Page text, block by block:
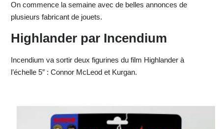
On commence la semaine avec de belles annonces de
plusieurs fabricant de jouets.
Highlander par Incendium
Incendium va sortir deux figurines du film Highlander à
l’échelle 5″ : Connor McLeod et Kurgan.